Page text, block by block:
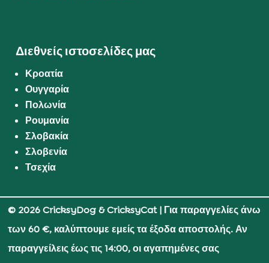
Διεθνείς ιστοσελίδες μας
Κροατία
Ουγγαρία
Πολωνία
Ρουμανία
Σλοβακία
Σλοβενία
Τσεχία
© 2026 CricksyDog & CricksyCat| Για παραγγελίες άνω
των 60 €, καλύπτουμε εμείς τα έξοδα αποστολής. Αν
παραγγείλεις έως τις 14:00, οι αγαπημένες σας